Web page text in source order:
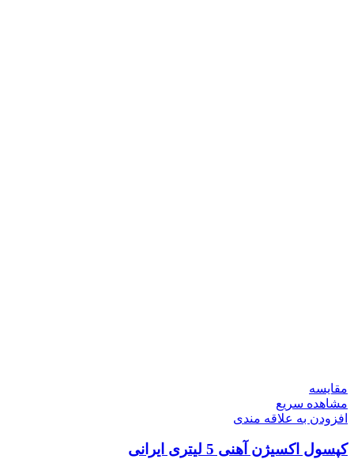
مقایسه
مشاهده سریع
افزودن به علاقه مندی
کپسول اکسیژن آهنی 5 لیتری ایرانی